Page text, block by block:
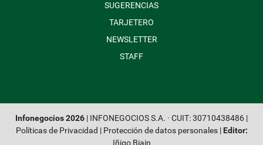
SUGERENCIAS
TARJETERO
NEWSLETTER
STAFF
Infonegocios 2026 | INFONEGOCIOS S.A. · CUIT: 30710438486 |
Políticas de Privacidad | Protección de datos personales| Editor: